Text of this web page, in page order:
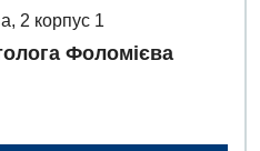
2 корпус 1
Фоломієва